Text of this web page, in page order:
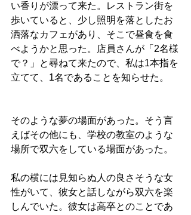
い香りが漂って来た。レストラン街を
歩いていると、少し照明を落としたお
洒落なカフェがあり、そこで昼食を食
べようかと思った。店員さんが「2名様
で？」と尋ねて来たので、私は1本指を
立てて、1名であることを知らせた。
そのような夢の場面があった。そう言
えばその他にも、学校の教室のような
場所で双六をしている場面があった。
私の横には見知らぬ人の良さそうな女
性がいて、彼女と話しながら双六を楽
しんでいた。彼女は高卒とのことであ